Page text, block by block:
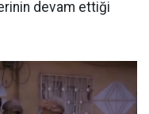
devam ettiği